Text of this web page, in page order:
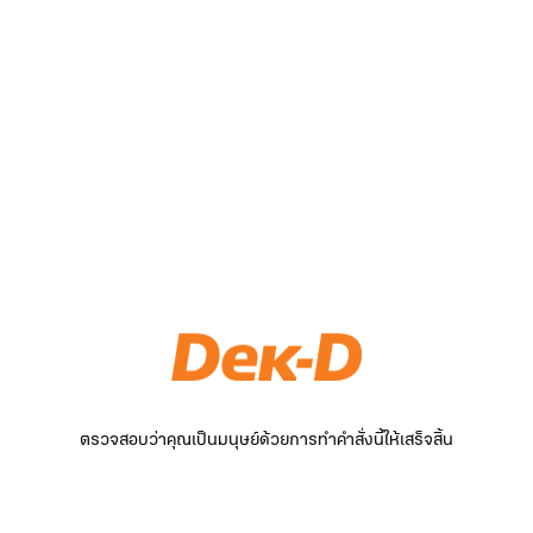
ตรวจสอบว่าคุณเป็นมนุษย์ด้วยการทำคำสั่งนี้ให้เสร็จสิ้น